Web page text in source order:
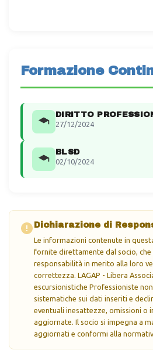
Formazione
DIRITTO
27/12/2024
BLSD
02/10/2024
Dichiarazione di
Le informazioni contenute in
fornite direttamente dal socio, che
responsabilità in merito alla loro
correttezza. LAGAP - Libera
escursionistiche Professioniste
sistematiche sui dati inseriti e
eventuali inesattezze, omissioni o
aggiornate. Il socio si impegna a
aggiornati e conformi alla